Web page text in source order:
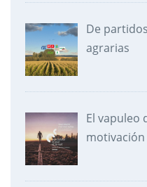
De
agrarias
El vapuleo